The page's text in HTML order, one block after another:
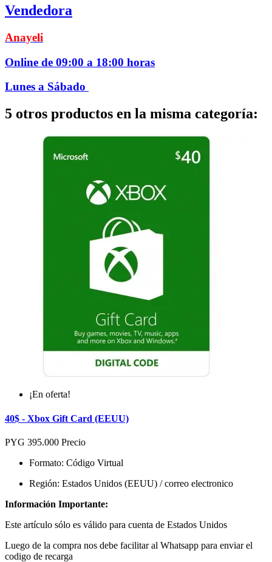
Vendedora
Anayeli
Online de 09:00 a 18:00 horas
Lunes a Sábado
5 otros productos en la misma categoría:
¡En oferta!
40$ - Xbox Gift Card (EEUU)
PYG 395.000 Precio
Formato: Código Virtual
Región: Estados Unidos (EEUU) / correo electronico
Información Importante:
Este artículo sólo es válido para cuenta de Estados Unidos
Luego de la compra nos debe facilitar al Whatsapp para enviar el
codigo de recarga